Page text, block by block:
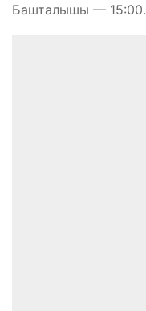
Башталышы — 15:00.